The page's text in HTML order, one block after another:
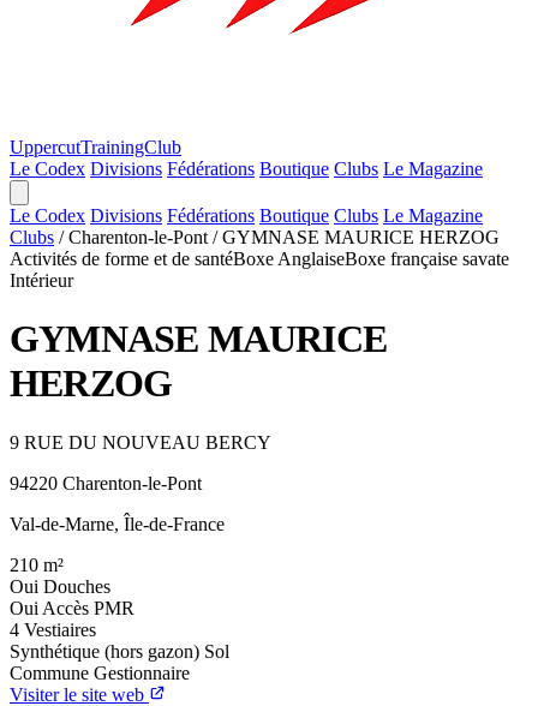
UppercutTrainingClub
Le Codex Divisions Fédérations Boutique Clubs Le Magazine
Le Codex Divisions Fédérations Boutique Clubs Le Magazine
Clubs / Charenton-le-Pont / GYMNASE MAURICE HERZOG
Activités de forme et de santéBoxe AnglaiseBoxe française savate
Intérieur
GYMNASE MAURICE
HERZOG
9 RUE DU NOUVEAU BERCY
94220 Charenton-le-Pont
Val-de-Marne, Île-de-France
210 m²
Oui Douches
Oui Accès PMR
4 Vestiaires
Synthétique (hors gazon) Sol
Commune Gestionnaire
Visiter le site web